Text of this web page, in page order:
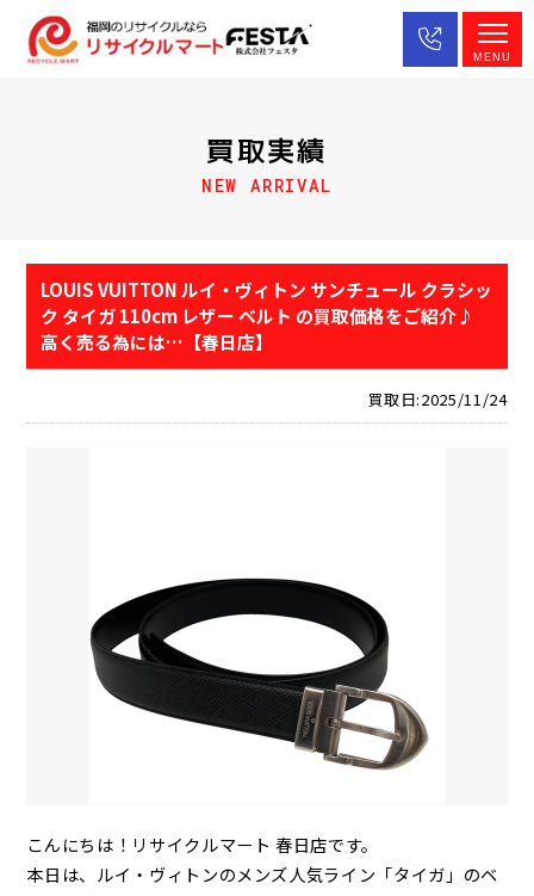
買取実績
NEW ARRIVAL
LOUIS VUITTON ルイ・ヴィトン サンチュール クラシッ
ク タイガ 110cm レザー ベルト の買取価格をご紹介♪
高く売る為には…【春日店】
買取日:2025/11/24
こんにちは！リサイクルマート 春日店です。
本日は、ルイ・ヴィトンのメンズ人気ライン「タイガ」のベ
MENU